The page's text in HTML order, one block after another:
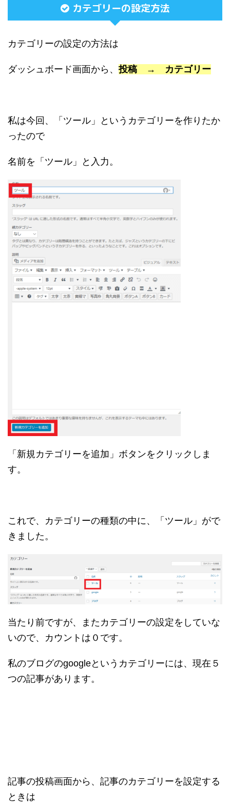
カテゴリーの設定方法
カテゴリーの設定の方法は
ダッシュボード画面から、投稿 → カテゴリー
私は今回、「ツール」というカテゴリーを作りたか
ったので
名前を「ツール」と入力。
「新規カテゴリーを追加」ボタンをクリックしま
す。
これで、カテゴリーの種類の中に、「ツール」がで
きました。
当たり前ですが、またカテゴリーの設定をしていな
いので、カウントは０です。
私のブログのgoogleというカテゴリーには、現在５
つの記事があります。
記事の投稿画面から、記事のカテゴリーを設定する
ときは